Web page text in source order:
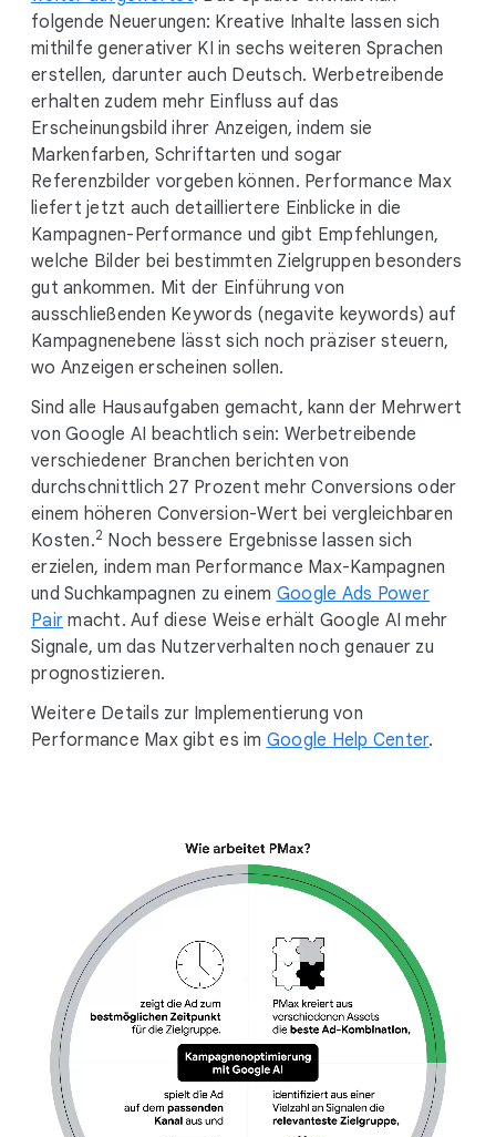
folgende Neuerungen: Kreative Inhalte lassen sich
mithilfe generativer KI in sechs weiteren Sprachen
erstellen, darunter auch Deutsch. Werbetreibende
erhalten zudem mehr Einfluss auf das
Erscheinungsbild ihrer Anzeigen, indem sie
Markenfarben, Schriftarten und sogar
Referenzbilder vorgeben können. Performance Max
liefert jetzt auch detailliertere Einblicke in die
Kampagnen-Performance und gibt Empfehlungen,
welche Bilder bei bestimmten Zielgruppen besonders
gut ankommen. Mit der Einführung von
ausschließenden Keywords (negavite keywords) auf
Kampagnenebene lässt sich noch präziser steuern,
wo Anzeigen erscheinen sollen.
Sind alle Hausaufgaben gemacht, kann der Mehrwert
von Google AI beachtlich sein: Werbetreibende
verschiedener Branchen berichten von
durchschnittlich 27 Prozent mehr Conversions oder
einem höheren Conversion-Wert bei vergleichbaren
Kosten.2 Noch bessere Ergebnisse lassen sich
erzielen, indem man Performance Max-Kampagnen
und Suchkampagnen zu einem Google Ads Power
Pair macht. Auf diese Weise erhält Google AI mehr
Signale, um das Nutzerverhalten noch genauer zu
prognostizieren.
Weitere Details zur Implementierung von
Performance Max gibt es im Google Help Center.